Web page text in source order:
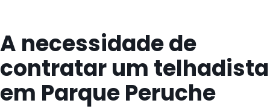
A necessidade de
contratar um telhadista
em Parque Peruche